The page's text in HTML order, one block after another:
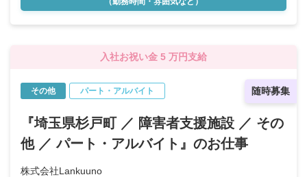
入社お祝い金 5 万円支給
随時募集
その他 パート・アルバイト
『埼玉県杉戸町 ／ 障害者支援施設 ／ その
他 ／ パート・アルバイト』のお仕事
株式会社Lankuuno